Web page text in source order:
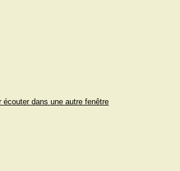
écouter dans une autre fenêtre